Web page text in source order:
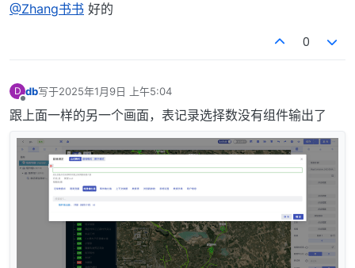
@Zhang书书 好的
0
D
离线
db写于2025年1月9日 上午5:04
最后由 编辑
跟上面一样的另一个画面，表记录选择数没有组件输出了